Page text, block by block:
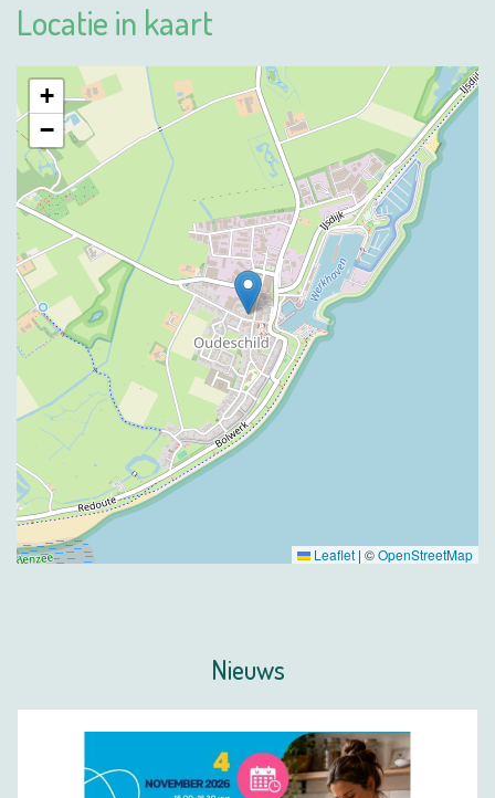
Locatie in kaart
+
−
Leaflet | ©OpenStreetMap
Nieuws